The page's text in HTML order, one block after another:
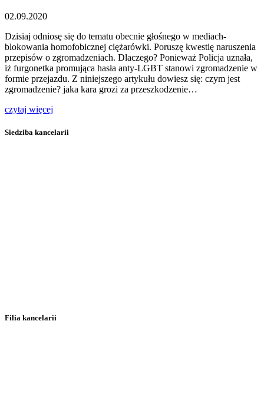
02.09.2020
Dzisiaj odniosę się do tematu obecnie głośnego w mediach-
blokowania homofobicznej ciężarówki. Poruszę kwestię naruszenia
przepisów o zgromadzeniach. Dlaczego? Ponieważ Policja uznała,
iż furgonetka promująca hasła anty-LGBT stanowi zgromadzenie w
formie przejazdu. Z niniejszego artykułu dowiesz się: czym jest
zgromadzenie? jaka kara grozi za przeszkodzenie…
czytaj więcej
Siedziba kancelarii
Filia kancelarii